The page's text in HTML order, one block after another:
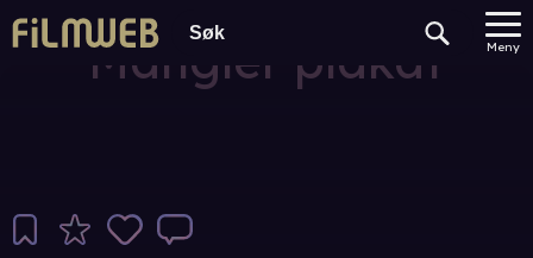
Meny
Mangler plakat